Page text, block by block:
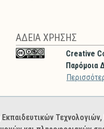
ΑΔΕΙΑ ΧΡΗΣΗΣ
Creative
Παρόμοια